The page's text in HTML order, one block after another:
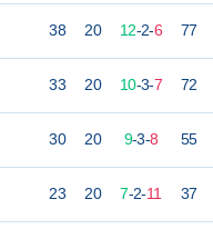
38 20 12-2-6 77
33 20 10-3-7 72
30 20 9-3-8 55
23 20 7-2-11 37